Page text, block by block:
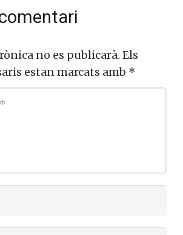
no es publicarà. Els
estan marcats amb *